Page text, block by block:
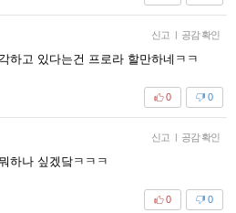
신고 | 공감 확인
하고 있다는건 프로라 할만하네ㅋㅋ
0
0
신고 | 공감 확인
하나 싶겠닼ㅋㅋㅋ
0
0